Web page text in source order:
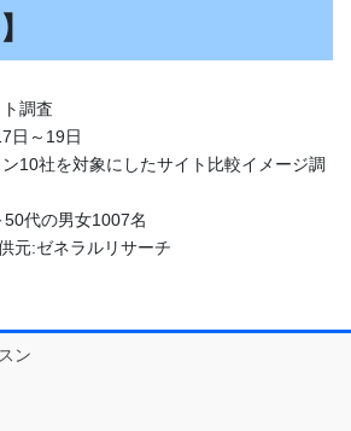
調査
日～19日
10社を対象にしたサイト比較イメージ調
代の男女1007名
元:ゼネラルリサーチ
ン